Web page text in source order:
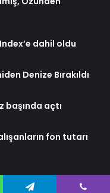
dahil oldu
Denize Bırakıldı
başında açtı
fon tutarı